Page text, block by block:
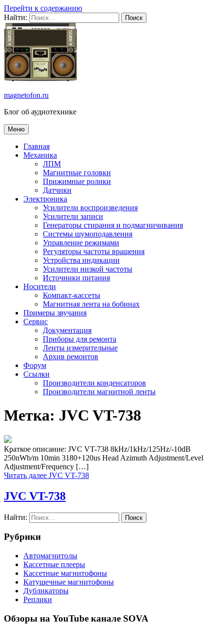
Перейти к содержанию
Найти:
magnetofon.ru
Блог об аудиотехнике
Меню
Главная
Механика
ЛПМ
Магнитные головки
Прижимные ролики
Датчики
Электроника
Усилители воспроизведения
Усилители записи
Генераторы стирания и подмагничивания
Системы шумоподавления
Управление режимами
Регуляторы частоты вращения
Устройства индикации
Усилители низкой частоты
Источники питания
Носители
Компакт-кассеты
Магнитная лента на бобинах
Примеры звучания
Сервис
Документация
Приборы для ремонта
Ленты измерительные
Архив ремонтов
Форум
Ссылки
Производители конденсаторов
Производители магнитной ленты
Метка: JVC VT-738
Краткое описание: JVC VT-738 8kHz/1kHz/125Hz/-10dB
250nWb/m 10min 3180+120us Head Azimuth Adjustment/Level
Adjustment/Frequency […]
Читать далее JVC VT-738
JVC VT-738
Найти:
Рубрики
Автомагнитолы
Кассетные плееры
Кассетные магнитофоны
Катушечные магнитофоны
Дубликаторы
Реплики
Обзоры на YouTube канале SOVA